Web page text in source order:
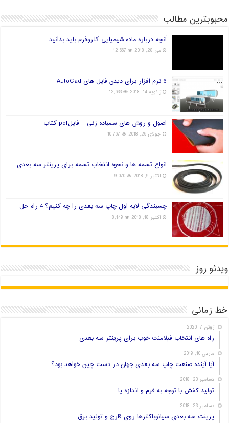
محبوبترین مطالب
آنچه درباره ماده شیمیایی کلروفرم باید بدانید
می 28, 2018 12,667
6 نرم افزار برای دیدن فایل های AutoCad
ژانویه 14, 2018 12,633
اصول و روش های سمباده زنی + فایلpdf کتاب
جولای 26, 2018 10,767
انواع تسمه ها و نحوه انتخاب تسمه برای پرینتر سه بعدی
اکتبر 9, 2018 9,070
چسبندگی لایه اول چاپ سه بعدی را چه کنیم؟ 4 راه حل
اکتبر 18, 2018 8,149
ویدئو روز
خط زمانی
ژوئن 7, 2020
راه های انتخاب فیلامنت خوب برای پرینتر سه بعدی
مارس 10, 2019
آیا آینده صنعت چاپ سه بعدی جهان در دست چین خواهد بود؟
دسامبر 23, 2018
تولید کفش با توجه به فرم و اندازه پا
دسامبر 23, 2018
پرینت سه بعدی سیانوباکترها روی قارچ و تولید برق!